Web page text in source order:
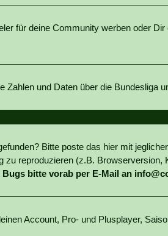
für deine Community werben oder Dir
Zahlen und Daten über die Bundesliga
Bitte poste das hier mit
zu reproduzieren (z.B. Browserversion,
bitte vorab per E-Mail an
Account, Pro- und Plusplayer,